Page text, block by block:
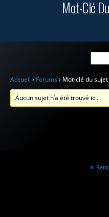
Mot-Clé
Accueil › Forums › Mot-clé du
Aucun sujet n’a été trouvé ici.